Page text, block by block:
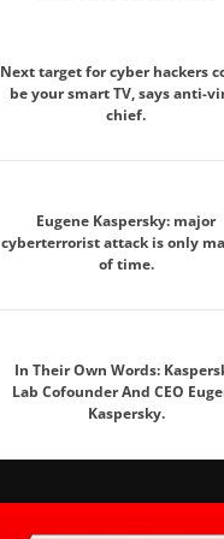
Next target for cyber hackers
be your smart TV, says anti-
chief.
Eugene Kaspersky: major
cyberterrorist attack is only
of time.
In Their Own Words:
Lab Cofounder And CEO
Kaspersky.